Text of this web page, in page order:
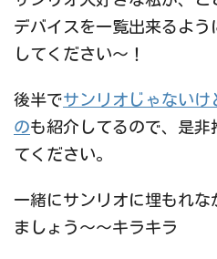
デバイスを一覧出来るよう
してください～！
後半でサンリオじゃないけ
のも紹介してるので、是
てください。
一緒にサンリオに埋もれな
ましょう～～キラキラ